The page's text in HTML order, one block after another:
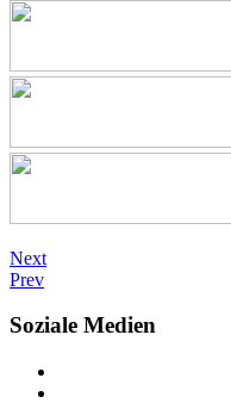
Next
Prev
Soziale Medien